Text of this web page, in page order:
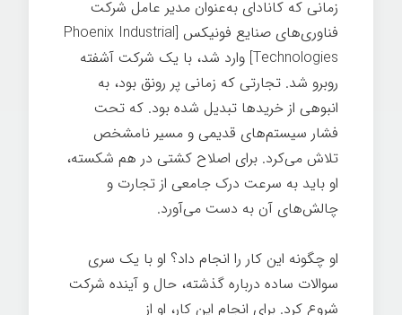
زمانی که کانادای به‌عنوان مدیر عامل شرکت
فناوری‌های صنایع فونیکس [Phoenix Industrial
Technologies] وارد شد، با یک شرکت آشفته
روبرو شد. تجارتی که زمانی پر رونق بود، به
انبوهی از خریدها تبدیل شده بود. که تحت
فشار سیستم‌های قدیمی و مسیر نامشخص
تلاش می‌کرد. برای اصلاح کشتی در هم شکسته،
او باید به سرعت درک جامعی از تجارت و
چالش‌های آن به دست می‌آورد.
او چگونه این کار را انجام داد؟ او با یک سری
سوالات ساده درباره گذشته، حال و آینده شرکت
شروع کرد. برای انجام این کار، او از